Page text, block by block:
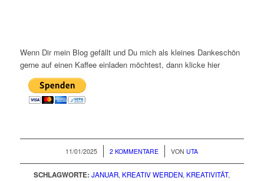
Wenn Dir mein Blog gefällt und Du mich als kleines Dankeschön
gerne auf einen Kaffee einladen möchtest, dann klicke hier
11/01/2025
/ 2 KOMMENTARE
/ VONUTA
SCHLAGWORTE: JANUAR, KREATIV WERDEN, KREATIVITÄT,